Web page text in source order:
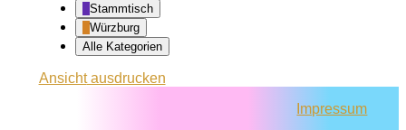
Stammtisch
Würzburg
Alle Kategorien
Ansichtausdrucken
Impressum